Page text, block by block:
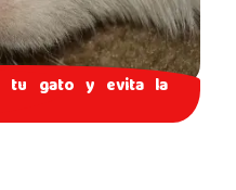
tu gato y evita la